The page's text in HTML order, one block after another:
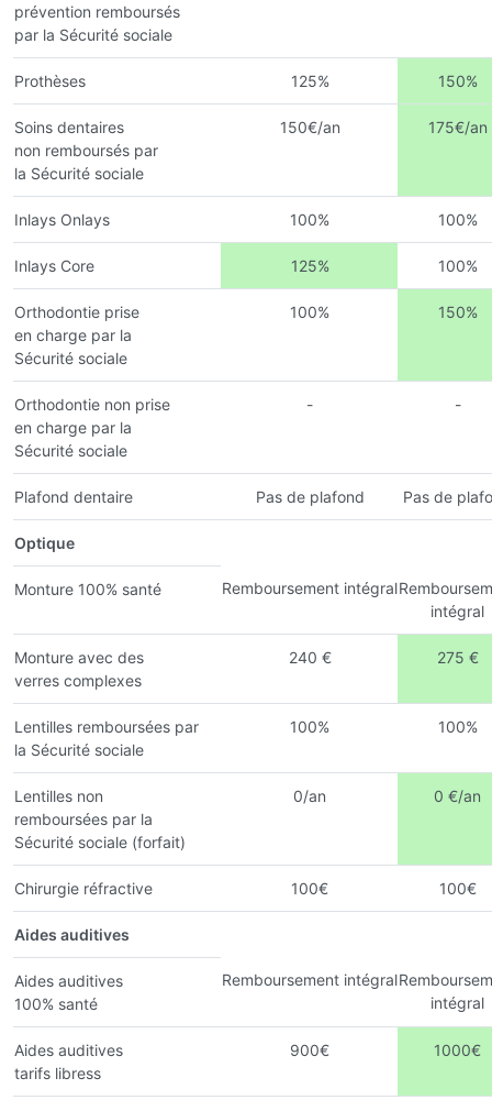
prévention remboursés
par la Sécurité sociale
Prothèses 125% 150%
Soins dentaires
non remboursés par
la Sécurité sociale
150€/an 175€/an
Inlays Onlays 100% 100%
Inlays Core 125% 100%
Orthodontie prise
en charge par la
Sécurité sociale
100% 150%
Orthodontie non prise
en charge par la
Sécurité sociale
- -
Plafond dentaire Pas de plafond Pas de
Optique
Monture 100% santé Remboursement intégral
intégral
Monture avec des
verres complexes
240 € 275 €
Lentilles remboursées par
la Sécurité sociale
100% 100%
Lentilles non
remboursées par la
Sécurité sociale (forfait)
0/an 0 €/an
Chirurgie réfractive 100€ 100€
Aides auditives
Aides auditives
100% santé
Remboursement intégral
intégral
Aides auditives
tarifs libress
900€ 1000€